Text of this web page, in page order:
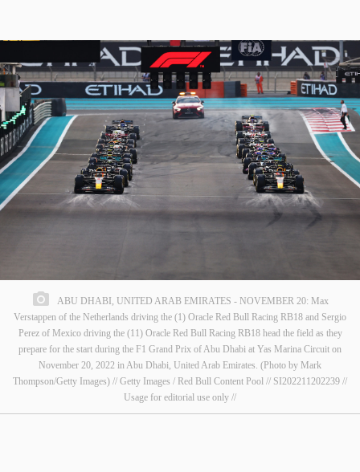
ABU DHABI, UNITED ARAB EMIRATES - NOVEMBER 20: Max
Verstappen of the Netherlands driving the (1) Oracle Red Bull Racing RB18 and Sergio
Perez of Mexico driving the (11) Oracle Red Bull Racing RB18 head the field as they
prepare for the start during the F1 Grand Prix of Abu Dhabi at Yas Marina Circuit on
November 20, 2022 in Abu Dhabi, United Arab Emirates. (Photo by Mark
Thompson/Getty Images) // Getty Images / Red Bull Content Pool // SI202211202239 //
Usage for editorial use only //